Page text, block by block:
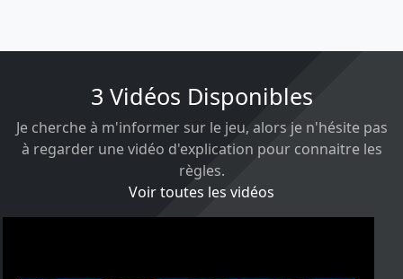
3 Vidéos Disponibles
Je cherche à m'informer sur le jeu, alors je n'hésite pas
à regarder une vidéo d'explication pour connaitre les
règles.
Voir toutes les vidéos